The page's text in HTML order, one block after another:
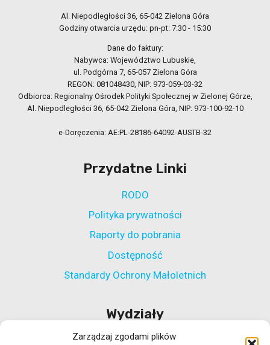
Zarządzaj zgodami plików
Al. Niepodległości 36, 65-042 Zielona Góra
Godziny otwarcia urzędu: pn-pt: 7:30 - 15:30
Dane do faktury:
Nabywca: Województwo Lubuskie,
ul. Podgórna 7, 65-057 Zielona Góra
REGON: 081048430, NIP: 973-059-03-32
Odbiorca: Regionalny Ośrodek Polityki Społecznej w Zielonej Górze,
Al. Niepodległości 36, 65-042 Zielona Góra, NIP: 973-100-92-10
e-Doręczenia: AE:PL-28186-64092-AUSTB-32
Przydatne Linki
RODO
Polityka prywatności
Raporty do pobrania
Dostępność
Standardy Ochrony Małoletnich
Wydziały
Wydział Polityki Społecznej